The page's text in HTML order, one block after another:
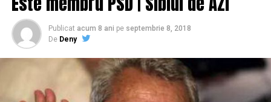
Publicat acum 8 ani pe septembrie 8, 2018
De Deny